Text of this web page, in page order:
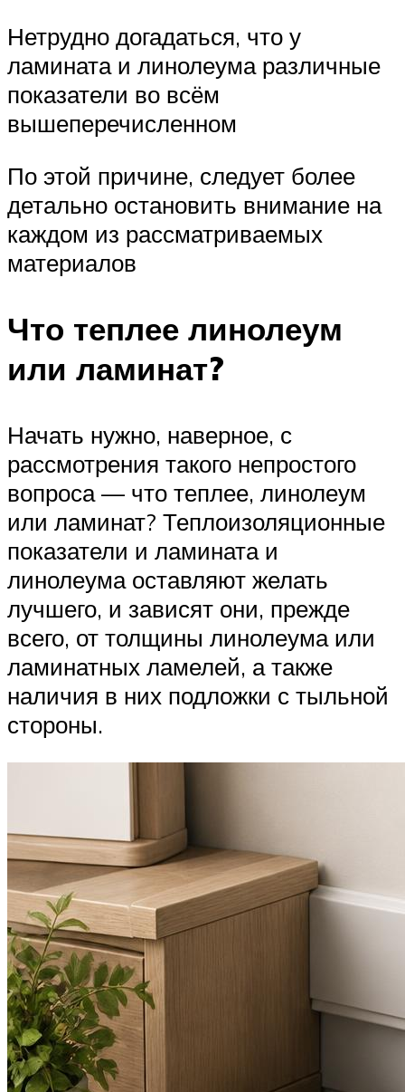
Нетрудно догадаться, что у
ламината и линолеума различные
показатели во всём
вышеперечисленном
По этой причине, следует более
детально остановить внимание на
каждом из рассматриваемых
материалов
Что теплее линолеум
или ламинат?
Начать нужно, наверное, с
рассмотрения такого непростого
вопроса — что теплее, линолеум
или ламинат? Теплоизоляционные
показатели и ламината и
линолеума оставляют желать
лучшего, и зависят они, прежде
всего, от толщины линолеума или
ламинатных ламелей, а также
наличия в них подложки с тыльной
стороны.